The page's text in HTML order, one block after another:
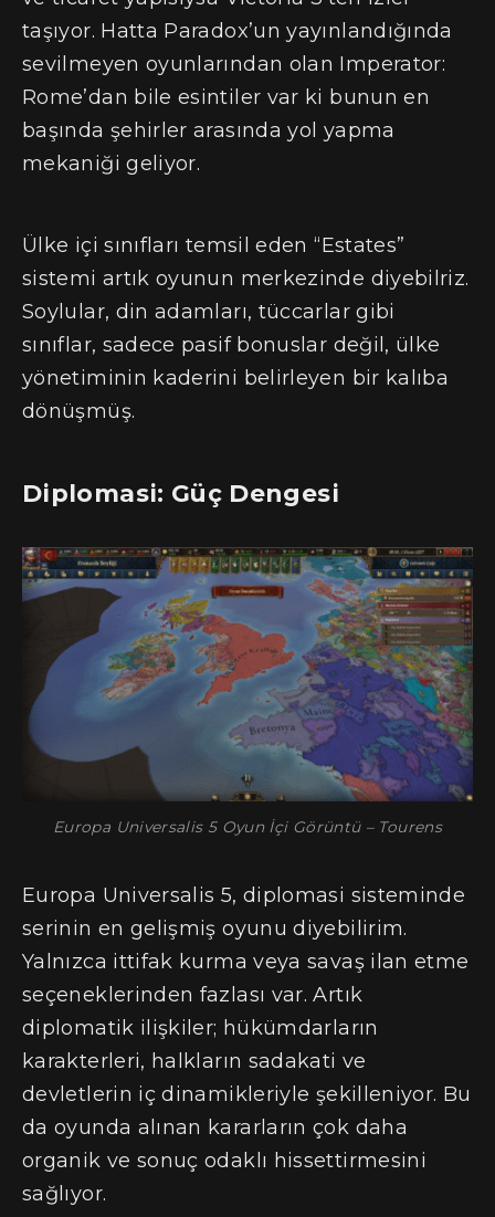
taşıyor. Hatta Paradox’un yayınlandığında
sevilmeyen oyunlarından olan Imperator:
Rome’dan bile esintiler var ki bunun en
başında şehirler arasında yol yapma
mekaniği geliyor.
Ülke içi sınıfları temsil eden “Estates”
sistemi artık oyunun merkezinde diyebilriz.
Soylular, din adamları, tüccarlar gibi
sınıflar, sadece pasif bonuslar değil, ülke
yönetiminin kaderini belirleyen bir kalıba
dönüşmüş.
Diplomasi: Güç Dengesi
Europa Universalis 5 Oyun İçi Görüntü – Tourens
Europa Universalis 5, diplomasi sisteminde
serinin en gelişmiş oyunu diyebilirim.
Yalnızca ittifak kurma veya savaş ilan etme
seçeneklerinden fazlası var. Artık
diplomatik ilişkiler; hükümdarların
karakterleri, halkların sadakati ve
devletlerin iç dinamikleriyle şekilleniyor. Bu
da oyunda alınan kararların çok daha
organik ve sonuç odaklı hissettirmesini
sağlıyor.